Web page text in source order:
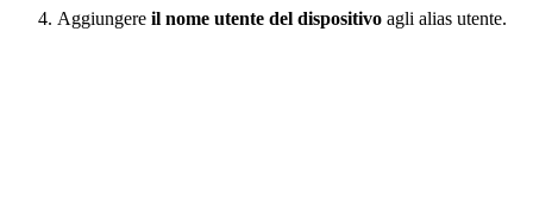
Aggiungere il nome utente del dispositivo agli alias utente.